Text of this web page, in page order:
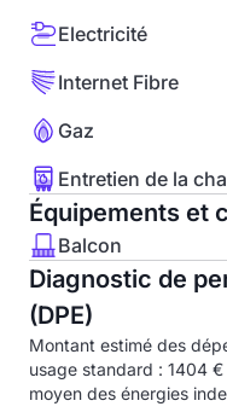
Electricité
Internet Fibre
Gaz
Entretien de la
Équipements et
Balcon
Diagnostic de
(DPE)
Montant estimé des
usage standard : 1404
moyen des énergies